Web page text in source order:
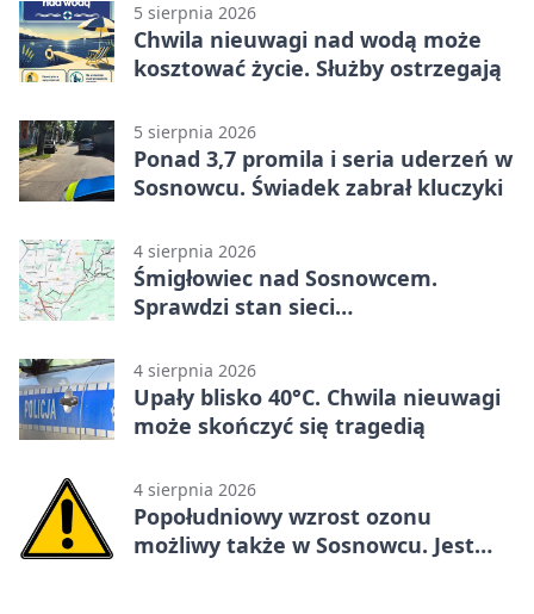
5 sierpnia 2026
Chwila nieuwagi nad wodą może
kosztować życie. Służby ostrzegają
5 sierpnia 2026
Ponad 3,7 promila i seria uderzeń w
Sosnowcu. Świadek zabrał kluczyki
4 sierpnia 2026
Śmigłowiec nad Sosnowcem.
Sprawdzi stan sieci
4 sierpnia 2026
Upały blisko 40°C. Chwila nieuwagi
może skończyć się tragedią
4 sierpnia 2026
Popołudniowy wzrost ozonu
możliwy także w Sosnowcu. Jest